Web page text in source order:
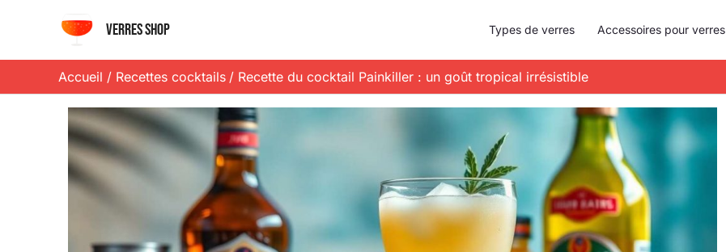
contenu
Verres shop Types de verres Accessoires pour verres
Accueil Recettes cocktails Recette du cocktail Painkiller : un goût tropical irrésistible